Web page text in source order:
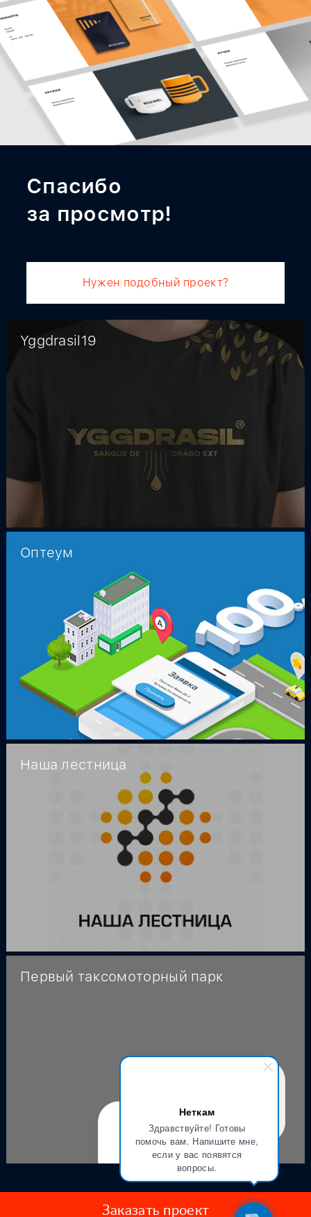
Неткам
Здравствуйте! Готовы
помочь вам. Напишите мне,
если у вас появятся
вопросы.
Спасибо
за просмотр!
Нужен подобный проект?
Yggdrasil19
Оптеум
Наша лестница
Первый таксомоторный парк
Заказать проект